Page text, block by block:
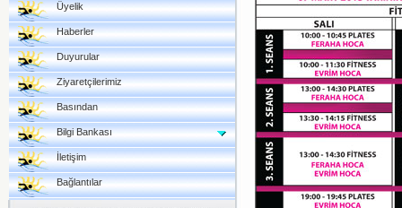
Üyelik
Haberler
Duyurular
Ziyaretçilerimiz
Basından
Bilgi Bankası
İletişim
Bağlantılar